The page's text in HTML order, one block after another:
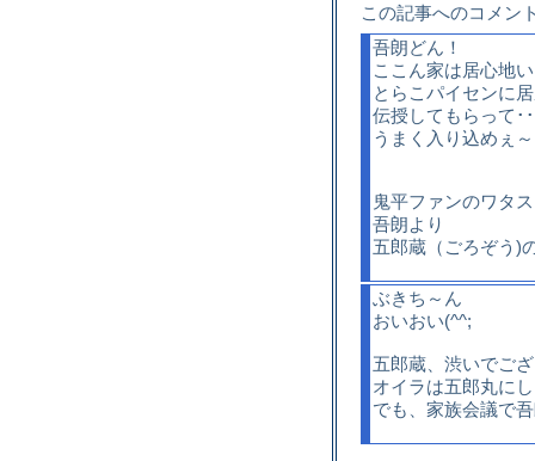
この記事へのコメン
吾朗どん！
ここん家は居心地
とらこパイセンに
伝授してもらって･
うまく入り込めぇ
鬼平ファンのワタ
吾朗より
五郎蔵（ごろぞう)
ぶきち～ん
おいおい(^^;
五郎蔵、渋いでご
オイラは五郎丸に
でも、家族会議で